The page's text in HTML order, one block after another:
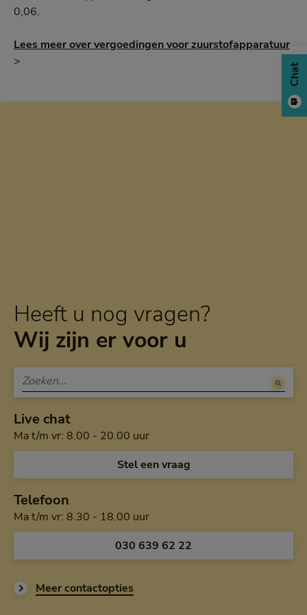
0,06.
Lees meer over vergoedingen voor zuurstofapparatuur
>
Heeft u nog vragen?
Wij zijn er voor u
Live chat
Ma t/m vr: 8.00 - 20.00 uurMaandag tot en met vrijdag
Open de chat en
Stel een vraag
Telefoon
Ma t/m vr: 8.30 - 18.00 uurMaandag tot en met vrijdag
Bel ons op
030 639 62 22
Meer contactopties
Chat